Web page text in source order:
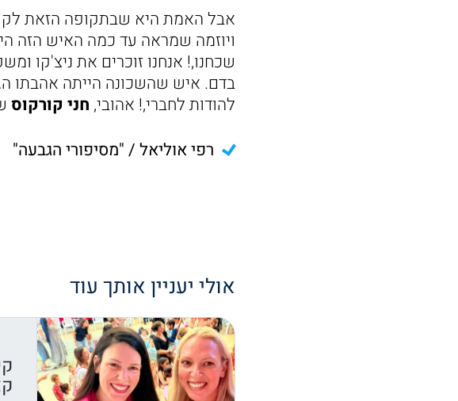
אבל האמת היא שבתקופה הזאת
ויוזמה שמראה עד כמה האיש הזה
שכחנו,! אנחנו זוכרים את ניצ'קו
בדם. איש שהשכונה הייתה אהבתו
להודות לחברי,! אהובי, חני קורקוס
רפי אוליאל / "מסיפורי הגבעה"
אולי יעניין אותך עוד